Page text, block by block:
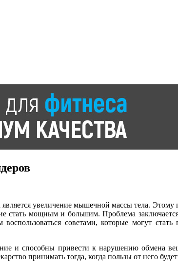
увеличение мышечной массы тела.
стать мощным и большим. Проблема
советами, которые могут
и способны привести к нарушению обмена
принимать тогда, когда пользы от него